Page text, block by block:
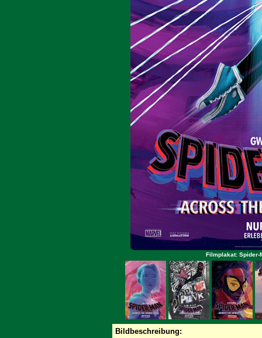
Filmplakat: Spider-
Bildbeschreibung: